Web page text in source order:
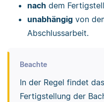
nach dem
unabhängig von
Abschlussarbeit.
Beachte
In der Regel findet
Fertigstellung der